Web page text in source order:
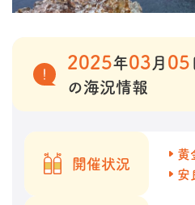
2025年03 月 05
の海況情報
開催状況
黄
安